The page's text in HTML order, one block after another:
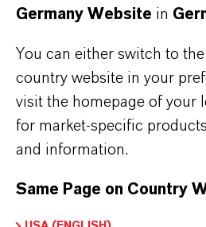
Entcarbonisierung und
Einsatz von Lewatit® S 8229
Behandlung von
Einfahrempfehlungen zu
Nachfrage erhältlich sind.
Germany Website in
You can either switch to
country website in your
visit the homepage of your
for market-specific
and information.
Same Page on Country